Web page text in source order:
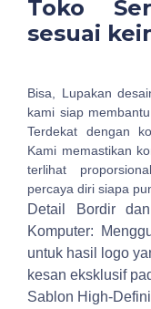
Toko
sesuai
Bisa, Lupakan
kami siap
Terdekat dengan
Kami memastikan
terlihat
percaya diri siapa
Detail Bordir
Komputer:
untuk hasil logo
kesan eksklusif
Sablon High-